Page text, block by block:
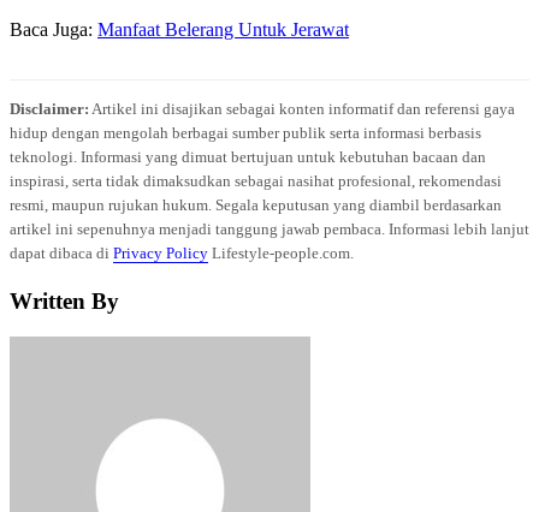
Baca Juga: Manfaat Belerang Untuk Jerawat
Disclaimer: Artikel ini disajikan sebagai konten informatif dan referensi gaya
hidup dengan mengolah berbagai sumber publik serta informasi berbasis
teknologi. Informasi yang dimuat bertujuan untuk kebutuhan bacaan dan
inspirasi, serta tidak dimaksudkan sebagai nasihat profesional, rekomendasi
resmi, maupun rujukan hukum. Segala keputusan yang diambil berdasarkan
artikel ini sepenuhnya menjadi tanggung jawab pembaca. Informasi lebih lanjut
dapat dibaca di Privacy Policy Lifestyle-people.com.
Written By